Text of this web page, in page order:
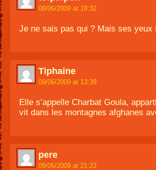
08/06/2009 at 18:32
Je ne sais pas qui ? Mais ses
Tiphaine
09/06/2009 at 13:39
Elle s’appelle Charbat Goula,
vit dans les montagnes afghanes
pere
09/06/2009 at 21:23